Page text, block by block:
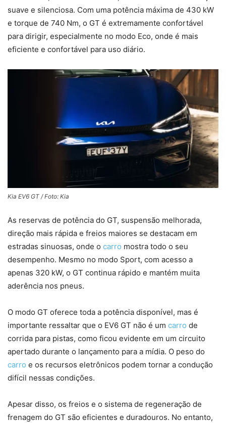
suave e silenciosa. Com uma potência máxima de 430 kW
e torque de 740 Nm, o GT é extremamente confortável
para dirigir, especialmente no modo Eco, onde é mais
eficiente e confortável para uso diário.
Kia EV6 GT / Foto: Kia
As reservas de potência do GT, suspensão melhorada,
direção mais rápida e freios maiores se destacam em
estradas sinuosas, onde o carro mostra todo o seu
desempenho. Mesmo no modo Sport, com acesso a
apenas 320 kW, o GT continua rápido e mantém muita
aderência nos pneus.
O modo GT oferece toda a potência disponível, mas é
importante ressaltar que o EV6 GT não é um carro de
corrida para pistas, como ficou evidente em um circuito
apertado durante o lançamento para a mídia. O peso do
carro e os recursos eletrônicos podem tornar a condução
difícil nessas condições.
Apesar disso, os freios e o sistema de regeneração de
frenagem do GT são eficientes e duradouros. No entanto,